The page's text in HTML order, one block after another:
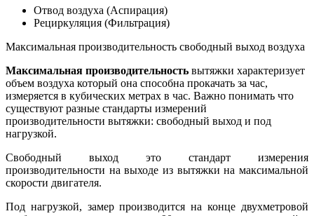
Отвод воздуха (Аспирация)
Рециркуляция (Фильтрация)
Максимальная производительность свободный выход воздуха
Максимальная производительность вытяжки характеризует
объем воздуха который она способна прокачать за час,
измеряется в кубических метрах в час. Важно понимать что
существуют разные стандарты измерений
производительности вытяжки: свободный выход и под
нагрузкой.
Свободный выход это стандарт измерения
производительности на выходе из вытяжки на максимальной
скорости двигателя.
Под нагрузкой, замер производится на конце двухметровой